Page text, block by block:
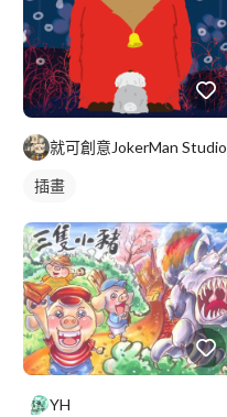
就可創意JokerMan Studio
插畫
YH